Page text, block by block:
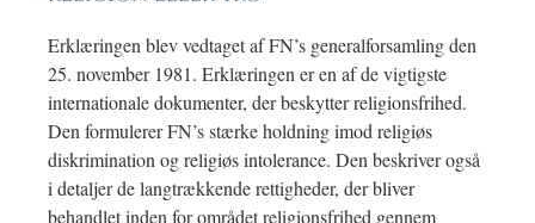
Erklæringen blev vedtaget af FN’s generalforsamling den
25. november 1981. Erklæringen er en af de vigtigste
internationale dokumenter, der beskytter religionsfrihed.
Den formulerer FN’s stærke holdning imod religiøs
diskrimination og religiøs intolerance. Den beskriver også
i detaljer de langtrækkende rettigheder, der bliver
behandlet inden for området religionsfrihed gennem